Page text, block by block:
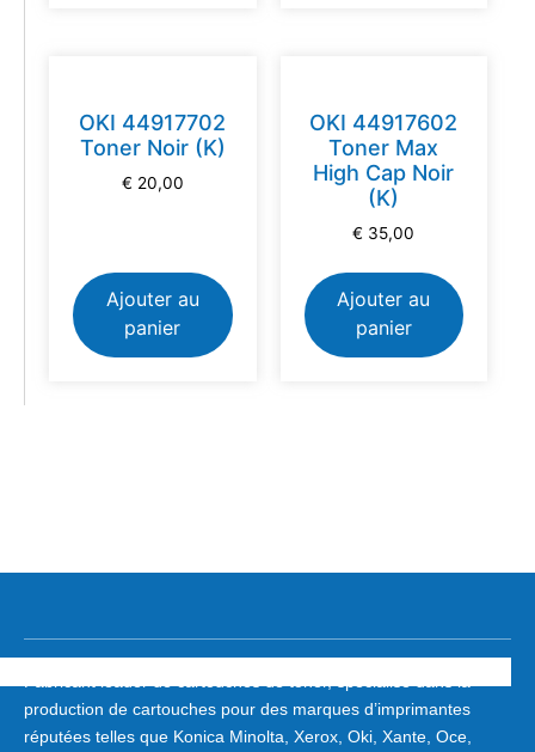
OKI 44917702
Toner Noir (K)
€ 20,00
Ajouter au
panier
OKI 44917602
Toner Max
High Cap Noir
(K)
€ 35,00
Ajouter au
panier
production de cartouches pour des marques d’imprimantes
réputées telles que Konica Minolta, Xerox, Oki, Xante, Oce,